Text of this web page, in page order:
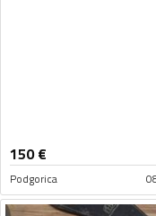
150€
Podgorica